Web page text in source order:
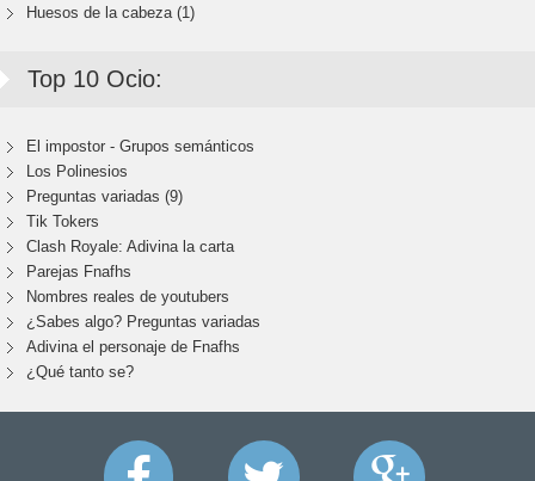
Huesos de la cabeza (1)
Top 10 Ocio:
El impostor - Grupos semánticos
Los Polinesios
Preguntas variadas (9)
Tik Tokers
Clash Royale: Adivina la carta
Parejas Fnafhs
Nombres reales de youtubers
¿Sabes algo? Preguntas variadas
Adivina el personaje de Fnafhs
¿Qué tanto se?